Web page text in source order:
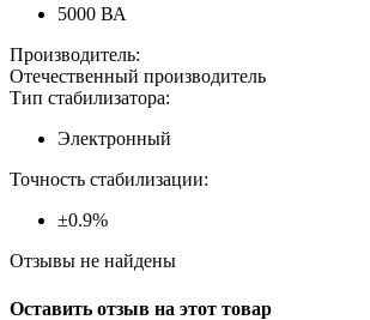
5000 ВА
Производитель:
Отечественный производитель
Тип стабилизатора:
Электронный
Точность стабилизации:
±0.9%
Отзывы не найдены
Оставить отзыв на этот товар